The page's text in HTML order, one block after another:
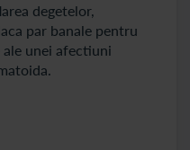
degetelor,
par banale pentru
unei afectiuni